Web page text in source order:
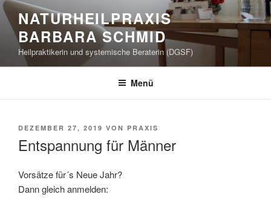
Zum
Inhalt
springen
NATURHEILPRAXIS
BARBARA SCHMID
Heilpraktikerin und systemische Beraterin (DGSF)
Menü
VERÖFFENTLICHT
DEZEMBER 27, 2019 VON PRAXIS
Entspannung für Männer
Vorsätze für´s Neue Jahr?
Dann gleich anmelden: